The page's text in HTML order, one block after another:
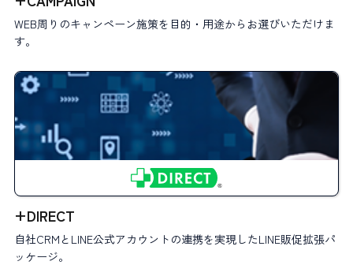
WEB周りのキャンペーン施策を目的・用途からお選びいただけま
す。
+DIRECT
自社CRMとLINE公式アカウントの連携を実現したLINE販促拡張パ
ッケージ。